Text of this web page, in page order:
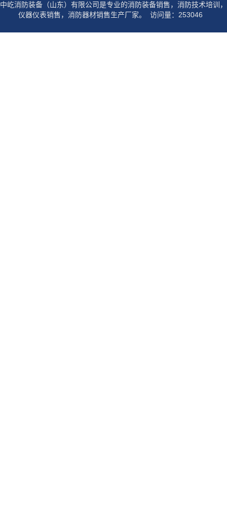
中屹消防装备（山东）有限公司是专业的消防装备销售，消防技术培训，
仪器仪表销售，消防器材销售生产厂家。 访问量：253046